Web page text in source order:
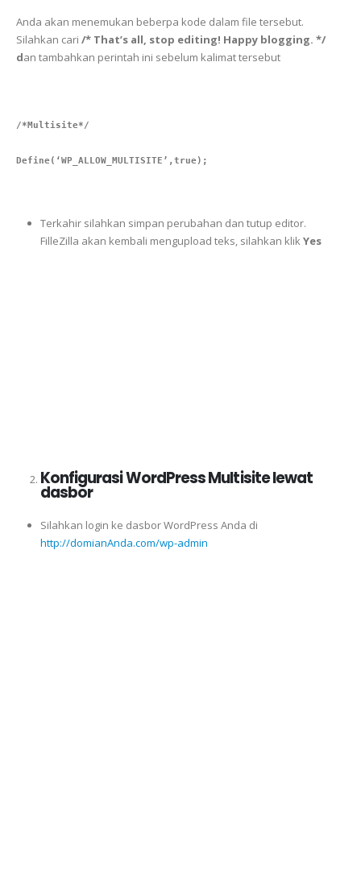
Anda akan menemukan beberpa kode dalam file tersebut.
Silahkan cari /* That’s all, stop editing! Happy blogging. */
dan tambahkan perintah ini sebelum kalimat tersebut
/*Multisite*/
Define(‘WP_ALLOW_MULTISITE’,true);
Terkahir silahkan simpan perubahan dan tutup editor.
FilleZilla akan kembali mengupload teks, silahkan klikYes
Konfigurasi WordPress Multisite lewat
dasbor
Silahkan login ke dasbor WordPress Anda di
http://domianAnda.com/wp-admin